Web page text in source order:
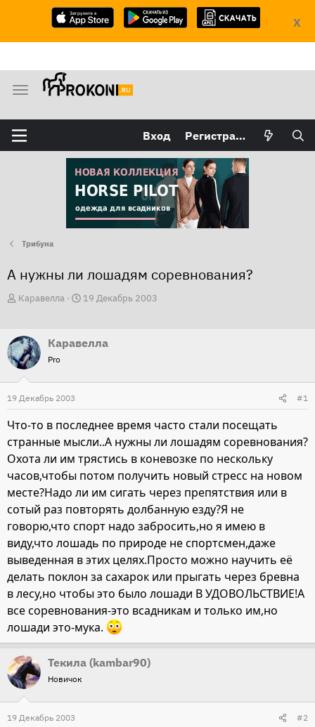
X
М
н
ю
Вход Регистрация
Трибуна
А нужны ли лошадям соревнования?
А
о
р
т
е
ы
Каравелла
Д
а
а
л
а
19 Декабрь 2003
Каравелла
Pro
19 Декабрь 2003 #1
Что-то в последнее время часто стали посещать
странные мысли..А нужны ли лошадям соревнования?
Охота ли им трястись в коневозке по нескольку
часов,чтобы потом получить новый стресс на новом
месте?Надо ли им сигать через препятствия или в
сотый раз повторять долбанную езду?Я не
говорю,что спорт надо забросить,но я имею в
виду,что лошадь по природе не спортсмен,даже
выведенная в этих целях.Просто можно научить её
делать поклон за сахарок или прыгать через бревна
в лесу,но чтобы это было лошади В УДОВОЛЬСТВИЕ!А
все соревнования-это всадникам и только им,но
лошади это-мука.
Текила (kambar90)
Новичок
19 Декабрь 2003 #2